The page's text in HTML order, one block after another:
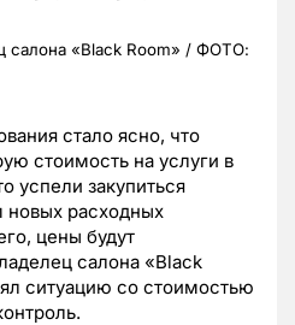
салона «Black Room» / ФОТО:
стало ясно, что
стоимость на услуги в
успели закупиться
новых расходных
цены будут
салона «Black
ситуацию со стоимостью